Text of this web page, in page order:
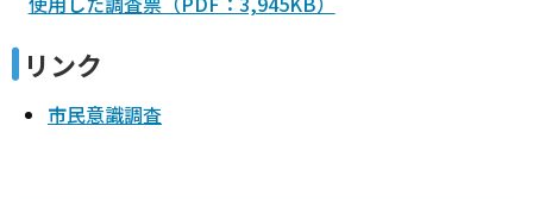
リンク
市民意識調査